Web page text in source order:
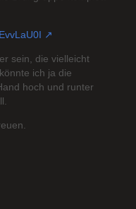
sein, die vielleicht
ich ja die
hoch und runter